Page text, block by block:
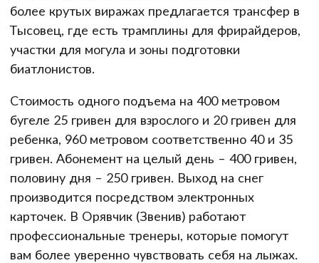
более крутых виражах предлагается трансфер в
Тысовец, где есть трамплины для фрирайдеров,
участки для могула и зоны подготовки
биатлонистов.
Стоимость одного подъема на 400 метровом
бугеле 25 гривен для взрослого и 20 гривен для
ребенка, 960 метровом соответственно 40 и 35
гривен. Абонемент на целый день – 400 гривен,
половину дня – 250 гривен. Выход на снег
производится посредством электронных
карточек. В Орявчик (Звенив) работают
профессиональные тренеры, которые помогут
вам более уверенно чувствовать себя на лыжах.